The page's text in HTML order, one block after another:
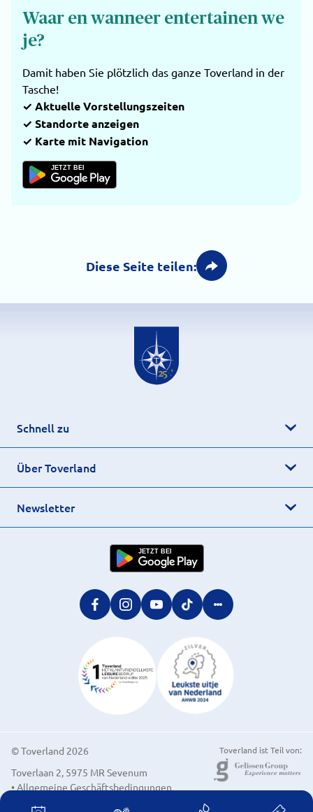
Waar en wanneer entertainen we
je?
Damit haben Sie plötzlich das ganze Toverland in der
Tasche!
✓ Aktuelle Vorstellungszeiten
✓ Standorte anzeigen
✓ Karte mit Navigation
JETZT BEI
Diese Seite teilen:
Schnell zu
Über Toverland
Newsletter
JETZT BEI
© Toverland 2026
Toverlaan 2, 5975 MR Sevenum
• Allgemeine Geschäftsbedingungen
Toverland ist Teil von: